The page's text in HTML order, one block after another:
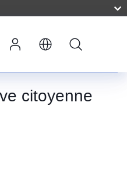
citoyenne